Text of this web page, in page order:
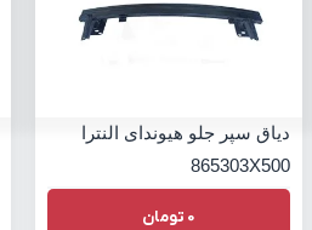
دیاق سپر جلو هیوندای النترا
865303X500
0 تومان